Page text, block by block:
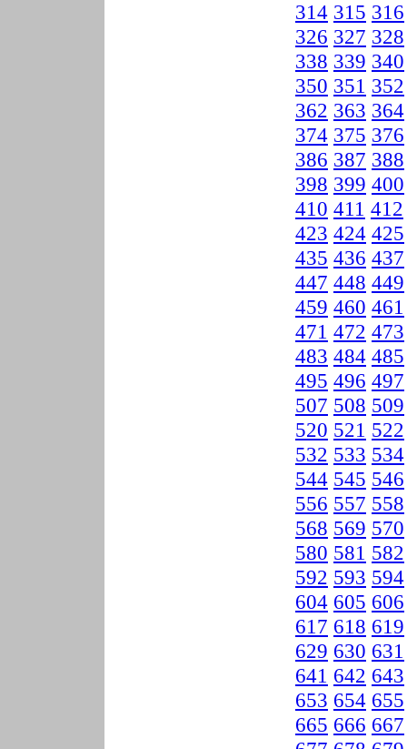
314 315 316
326 327 328
338 339 340
350 351 352
362 363 364
374 375 376
386 387 388
398 399 400
410 411 412
423 424 425
435 436 437
447 448 449
459 460 461
471 472 473
483 484 485
495 496 497
507 508 509
520 521 522
532 533 534
544 545 546
556 557 558
568 569 570
580 581 582
592 593 594
604 605 606
617 618 619
629 630 631
641 642 643
653 654 655
665 666 667